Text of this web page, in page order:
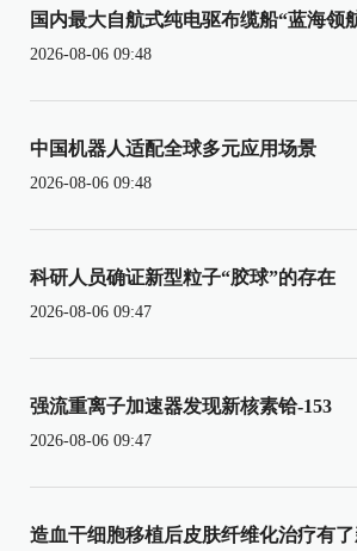
国内最大自航式纯电驱布缆船“蓝海领
2026-08-06 09:48
中国机器人适配全球多元应用场景
2026-08-06 09:48
科研人员确证新型粒子“胶球”的存在
2026-08-06 09:47
强流重离子加速器发现新核素铪-153
2026-08-06 09:47
造血干细胞移植后皮肤纤维化治疗有